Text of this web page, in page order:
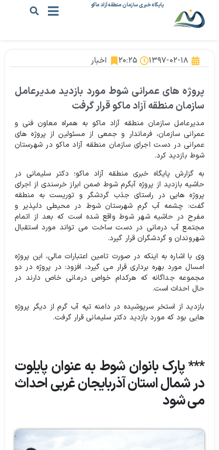
پایگاه خبری سازمان منطقه آزاد ماکو
۱۳۹۷-۰۲-۱۸ ۲۰:۲۵ اخبار
پروژه های عمرانی شوط مورد بازدید مدیرعامل
سازمان منطقه آزاد ماکو قرار گرفت
مدیرعامل سازمان منطقه آزاد ماکو به همراه معاون فنی و
عمرانی سازمان، فرماندار و جمعی از مسئولین از پروژه های
عمرانی در دست اجرای سازمان منطقه آزاد ماکو در شهرستان
شوط بازدید کرد.
به گزارش پایگاه خبری منطقه آزاد ماکو؛ دکتر سلیمانی در
حاشیه بازدید از پروژه آبگرم شوط ضمن ابراز خرسندی از اجرای
پروژه هایی در راستای جذب گردشگر و توریست به منطقه
گفت: چشمه آب گرم شهرستان شوط در محیطی دلپذیر و
مفرح در حاشیه شهر شوط واقع شده است که بعد از اتمام
مجتمع آب درمانی در دست ساخت می تواند مورد استقبال
شهروندان و گردشگران قرار گیرد.
وی با اشاره به اینکه در صورت تامین اعتبارات مالی، این پروژه
امسال مورد بهره برداری قرار می گیرد، افزود: در پروژه در دو
مجموعه جداگانه که هرکدام خواص درمانی خاص دارند در
حال احداث است.
بازدید از استخر سرپوشیده در دامنه تپه آب گرم از دیگر پروژه
هایی بود که مورد بازدید دکتر سلیمانی قرار گرفت.
*** پارک بانوان شوط به عنوان پایلوت
در شمال استان آذربایجان غربی احداث
می شود